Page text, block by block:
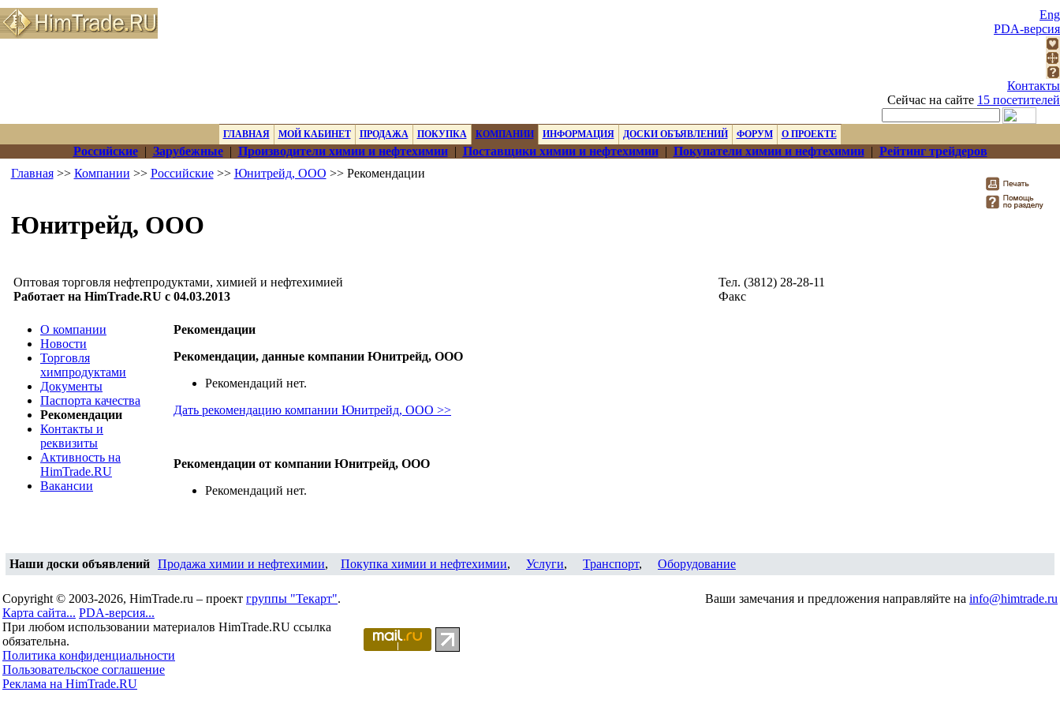
Eng
PDA-версия
Контакты
Сейчас на сайте 15 посетителей
ГЛАВНАЯ МОЙ КАБИНЕТ ПРОДАЖА ПОКУПКА КОМПАНИИ ИНФОРМАЦИЯ ДОСКИ ОБЪЯВЛЕНИЙ ФОРУМ О ПРОЕКТЕ
Российские| Зарубежные| Производители химии и нефтехимии| Поставщики химии и нефтехимии| Покупатели химии и нефтехимии| Рейтинг трейдеров
Главная>> Компании >> Российские>> Юнитрейд, ООО >> Рекомендации
Юнитрейд, ООО
Оптовая торговля нефтепродуктами, химией и нефтехимией
Работает на HimTrade.RU с 04.03.2013
Тел. (3812) 28-28-11
Факс
О компании
Новости
Торговля
химпродуктами
Документы
Паспорта качества
Рекомендации
Контакты и
реквизиты
Активность на
HimTrade.RU
Вакансии
Рекомендации
Рекомендации, данные компании Юнитрейд, ООО
Рекомендаций нет.
Дать рекомендацию компании Юнитрейд, ООО >>
Рекомендации от компании Юнитрейд, ООО
Рекомендаций нет.
Наши доски объявлений Продажа химии и нефтехимии, Покупка химии и нефтехимии, Услуги, Транспорт, Оборудование
Copyright © 2003-2026, HimTrade.ru – проект группы "Текарт".
Карта сайта... PDA-версия...
При любом использовании материалов HimTrade.RU ссылка
обязательна.
Политика конфиденциальности
Пользовательское соглашение
Реклама на HimTrade.RU
Ваши замечания и предложения направляйте на info@himtrade.ru